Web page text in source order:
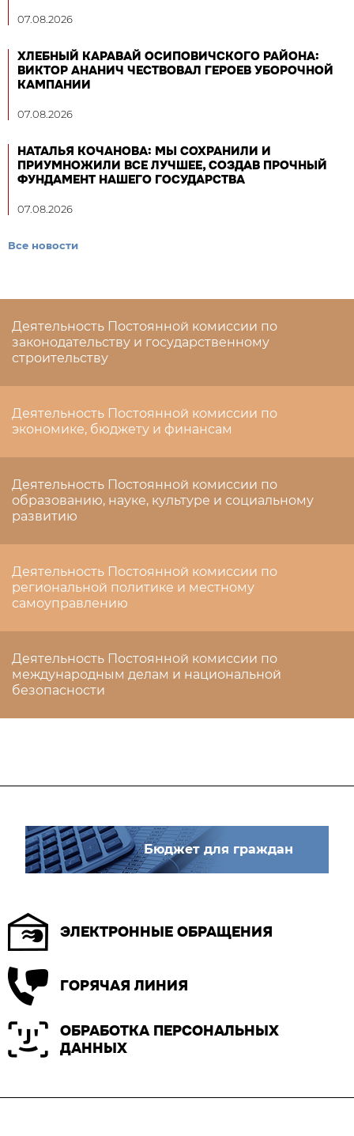
07.08.2026
ХЛЕБНЫЙ КАРАВАЙ ОСИПОВИЧСКОГО РАЙОНА:
ВИКТОР АНАНИЧ ЧЕСТВОВАЛ ГЕРОЕВ УБОРОЧНОЙ
КАМПАНИИ
07.08.2026
НАТАЛЬЯ КОЧАНОВА: МЫ СОХРАНИЛИ И
ПРИУМНОЖИЛИ ВСЕ ЛУЧШЕЕ, СОЗДАВ ПРОЧНЫЙ
ФУНДАМЕНТ НАШЕГО ГОСУДАРСТВА
07.08.2026
Все новости
Деятельность Постоянной комиссии по
законодательству и государственному
строительству
Деятельность Постоянной комиссии по
экономике, бюджету и финансам
Деятельность Постоянной комиссии по
образованию, науке, культуре и социальному
развитию
Деятельность Постоянной комиссии по
региональной политике и местному
самоуправлению
Деятельность Постоянной комиссии по
международным делам и национальной
безопасности
Бюджет для граждан
ЭЛЕКТРОННЫЕ ОБРАЩЕНИЯ
ГОРЯЧАЯ ЛИНИЯ
ОБРАБОТКА ПЕРСОНАЛЬНЫХ
ДАННЫХ